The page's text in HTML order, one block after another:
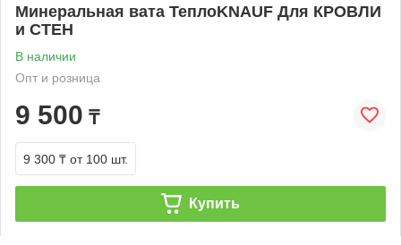
Минеральная вата ТеплоKNAUF Для КРОВЛИ
и СТЕН
В наличии
Опт и розница
9 500 ₸
9 300 ₸ от 100 шт.
Купить